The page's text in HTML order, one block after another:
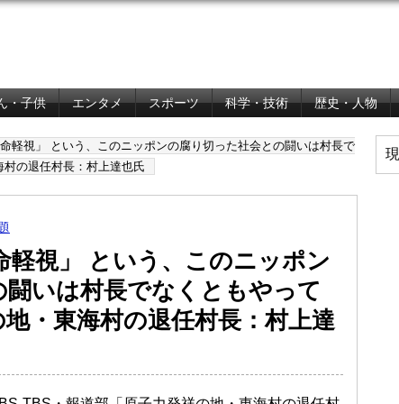
・子供 エンタメ スポーツ 科学・技術 歴史・人物
命軽視」 という、このニッポンの腐り切った社会との闘いは村長で
の退任村長：村上達也氏
軽視」 という、このニッポン
いは村長でなくともやって
・東海村の退任村長：村上達